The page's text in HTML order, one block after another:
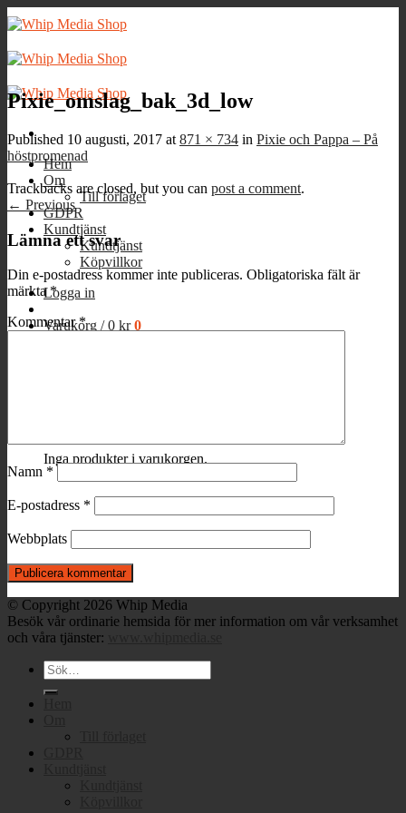
Skip
to
Hem
Om
Till förlaget
GDPR
Kundtjänst
Kundtjänst
Köpvillkor
Logga in
Varukorg /0 kr 0
Inga produkter i varukorgen.
Pixie_omslag_bak_3d_low
Published 10 augusti, 2017 at 871 × 734 in Pixie och Pappa – På
höstpromenad
Trackbacks are closed, but you can post a comment.
← Previous
Lämna ett svar
Din e-postadress kommer inte publiceras. Obligatoriska fält är
märkta*
Kommentar*
Namn *
E-postadress *
Webbplats
© Copyright 2026 Whip Media
Besök vår ordinarie hemsida för mer information om vår verksamhet
och våra tjänster:
Sök
efter: